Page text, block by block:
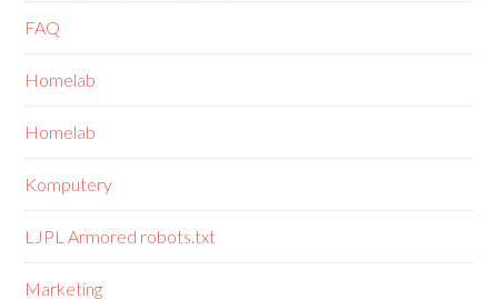
FAQ
Homelab
Homelab
Komputery
LJPL Armored robots.txt
Marketing